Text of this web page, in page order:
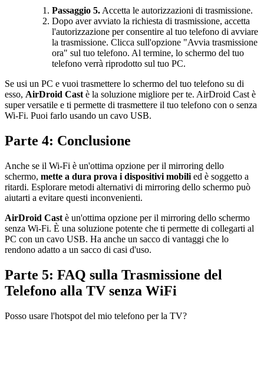
Passaggio 5. Accetta le autorizzazioni di trasmissione.
Dopo aver avviato la richiesta di trasmissione, accetta
l'autorizzazione per consentire al tuo telefono di avviare
la trasmissione. Clicca sull'opzione "Avvia trasmissione
ora" sul tuo telefono. Al termine, lo schermo del tuo
telefono verrà riprodotto sul tuo PC.
Se usi un PC e vuoi trasmettere lo schermo del tuo telefono su di
esso, AirDroid Cast è la soluzione migliore per te. AirDroid Cast è
super versatile e ti permette di trasmettere il tuo telefono con o senza
Wi-Fi. Puoi farlo usando un cavo USB.
Parte 4: Conclusione
Anche se il Wi-Fi è un'ottima opzione per il mirroring dello
schermo, mette a dura prova i dispositivi mobili ed è soggetto a
ritardi. Esplorare metodi alternativi di mirroring dello schermo può
aiutarti a evitare questi inconvenienti.
AirDroid Cast è un'ottima opzione per il mirroring dello schermo
senza Wi-Fi. È una soluzione potente che ti permette di collegarti al
PC con un cavo USB. Ha anche un sacco di vantaggi che lo
rendono adatto a un sacco di casi d'uso.
Parte 5: FAQ sulla Trasmissione del
Telefono alla TV senza WiFi
Posso usare l'hotspot del mio telefono per la TV?